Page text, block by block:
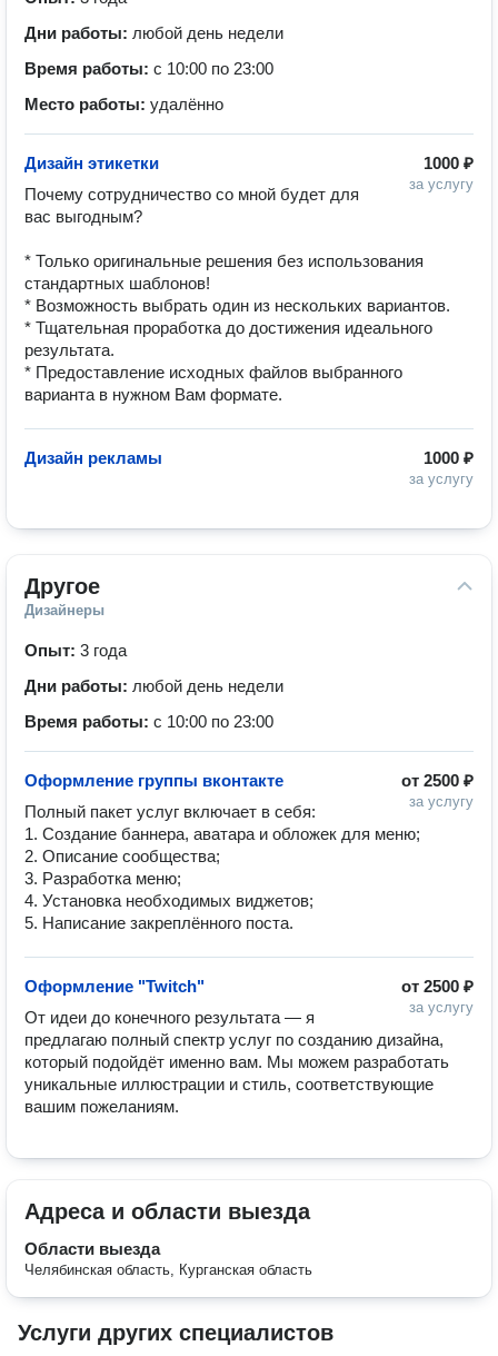
Дни работы: любой день недели
Время работы: с 10:00 по 23:00
Место работы: удалённо
1000 ₽
за услугу
Дизайн этикетки
Почему сотрудничество со мной будет для
вас выгодным?
* Только оригинальные решения без использования
стандартных шаблонов!
* Возможность выбрать один из нескольких вариантов.
* Тщательная проработка до достижения идеального
результата.
* Предоставление исходных файлов выбранного
1000 ₽
за услугу
Дизайн рекламы
Другое
Дизайнеры
Опыт: 3 года
Дни работы: любой день недели
Время работы: с 10:00 по 23:00
от 2500 ₽
за услугу
Оформление группы вконтакте
Полный пакет услуг включает в себя:
1. Создание баннера, аватара и обложек для меню;
2. Описание сообщества;
3. Разработка меню;
4. Установка необходимых виджетов;
5. Написание закреплённого поста.
от 2500 ₽
за услугу
Оформление "Twitch"
От идеи до конечного результата — я
предлагаю полный спектр услуг по созданию дизайна,
который подойдёт именно вам. Мы можем разработать
уникальные иллюстрации и стиль, соответствующие
вашим пожеланиям.
Адреса и области выезда
Области выезда
Челябинская область, Курганская область
Услуги других специалистов